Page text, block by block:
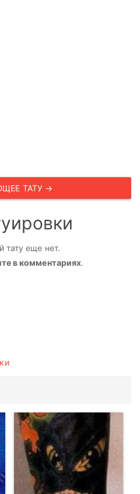
ТАТУ →
тату еще нет.
в комментариях.